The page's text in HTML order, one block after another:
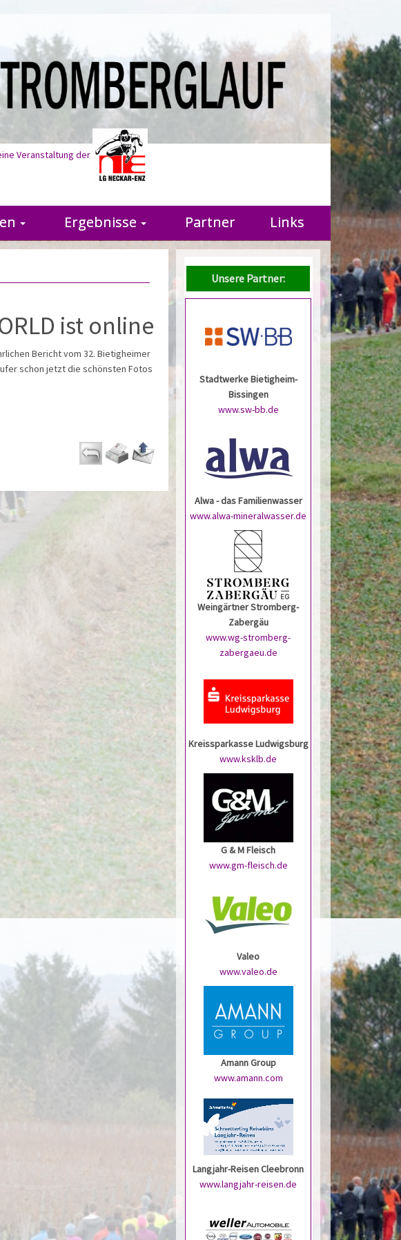
Veranstaltung der
Ergebnisse Partner Links
ist online
Bericht vom 32. Bietigheimer
schon jetzt die schönsten Fotos
Unsere Partner:
Stadtwerke Bietigheim-
Bissingen
www.sw-bb.de
Alwa - das Familienwasser
www.alwa-mineralwasser.de
Weingärtner Stromberg-
Zabergäu
www.wg-stromberg-
zabergaeu.de
Kreissparkasse Ludwigsburg
www.ksklb.de
G & M Fleisch
www.gm-fleisch.de
Valeo
www.valeo.de
Amann Group
www.amann.com
Langjahr-Reisen Cleebronn
www.langjahr-reisen.de